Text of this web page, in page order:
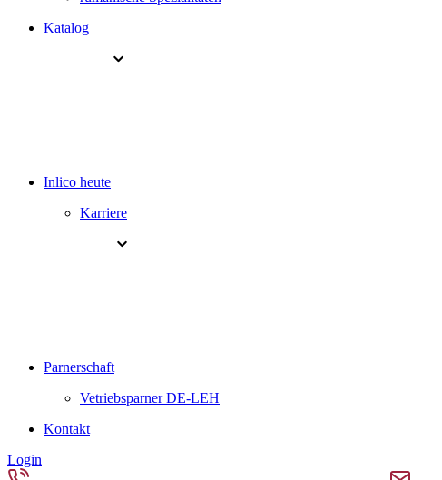
Katalog
Inlico heute
Karriere
Parnerschaft
Vetriebsparner DE-LEH
Kontakt
Login